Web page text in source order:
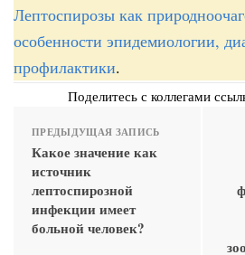
Лептоспирозы как
особенности эпидемиологии,
профилактики.
Поделитесь с коллегами
ПРЕДЫДУЩАЯ ЗАПИСЬ
Какое значение как
источник
лептоспирозной
инфекции имеет
больной человек?